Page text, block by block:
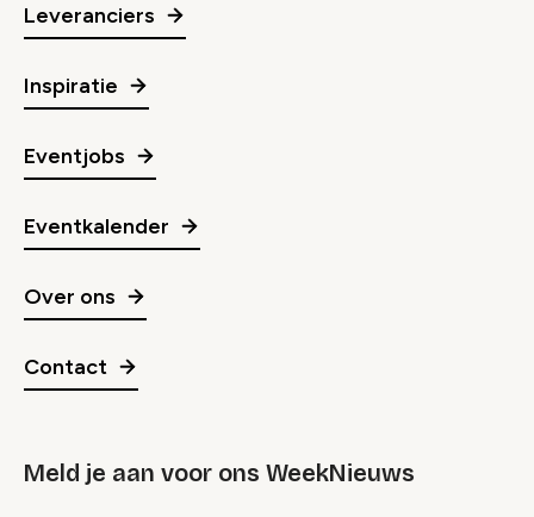
Leveranciers
Inspiratie
Eventjobs
Eventkalender
Over ons
Contact
Meld je aan voor ons WeekNieuws